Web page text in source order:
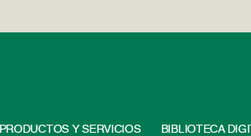
PRODUCTOS Y SERVICIOS BIBLIOTECA